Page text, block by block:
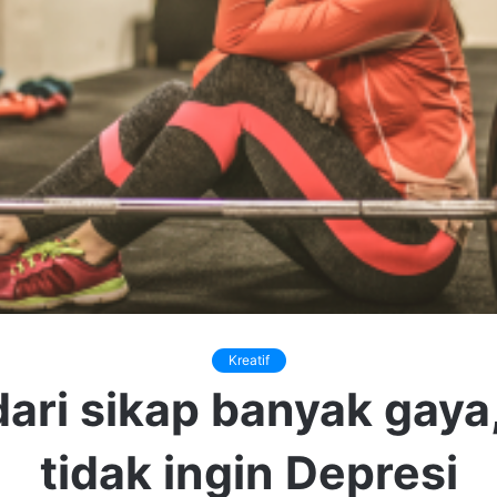
Kreatif
sikap banyak
tidak ingin Depresi